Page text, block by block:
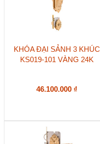
KHÓA ĐẠI SẢNH 3 KHÚC
KS019-101 VÀNG 24K
46.100.000 ₫